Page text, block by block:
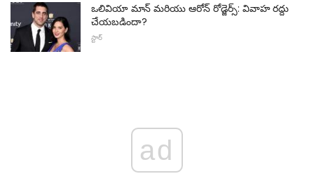
ఒలివియా మాన్ మరియు ఆరోన్ రోడ్జెర్స్: వివాహ రద్దు
చేయబడిందా?
స్టార్
ad